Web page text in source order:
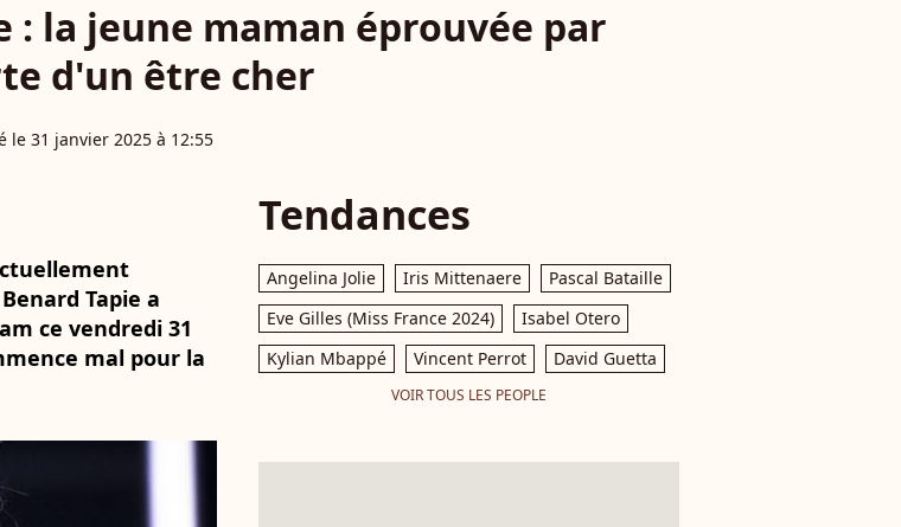
: la jeune maman éprouvée par
d'un être cher
le 31 janvier 2025 à 12:55
Tapie a
ce vendredi 31
mal pour la
Tendances
Angelina Jolie Iris Mittenaere
Pascal Bataille
Eve Gilles (Miss France 2024)
Isabel Otero
Kylian Mbappé
Vincent Perrot David Guetta
VOIR TOUS LES PEOPLE